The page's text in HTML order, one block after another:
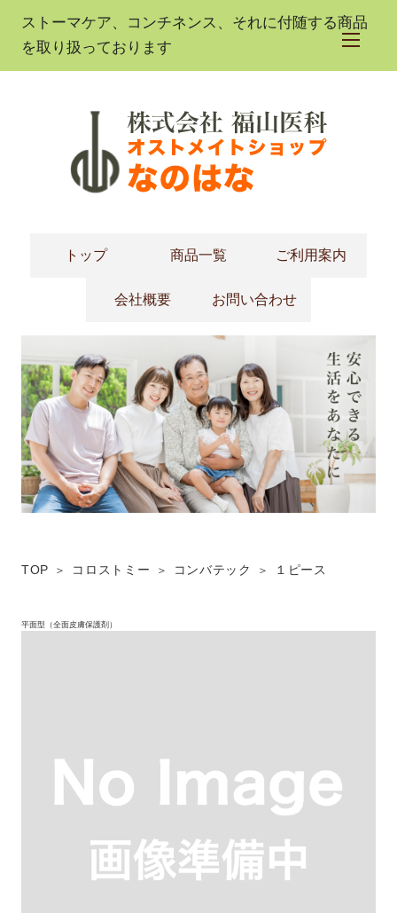
ストーマケア、コンチネンス、それに付随する商品
を取り扱っております
トップ 商品一覧 ご利用案内
会社概要 お問い合わせ
TOP コロストミー コンバテック １ピース
平面型（全面皮膚保護剤）